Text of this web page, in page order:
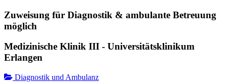
Zuweisung für Diagnostik & ambulante Betreuung
möglich
Medizinische Klinik III - Universitätsklinikum
Erlangen
Diagnostik und Ambulanz